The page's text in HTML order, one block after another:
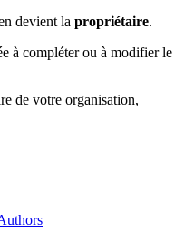
devient la propriétaire.
à compléter ou à modifier le
de votre organisation,